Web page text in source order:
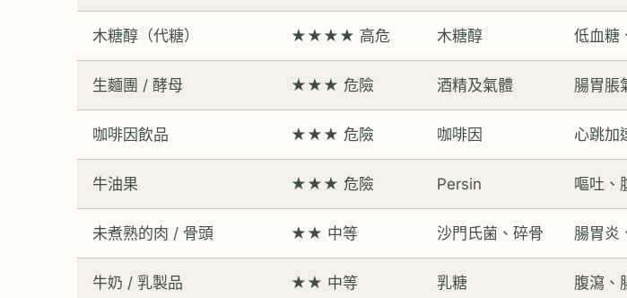
木糖醇（代糖） ★★★★ 高危 木糖醇 低血糖
生麵團 / 酵母 ★★★ 危險 酒精及氣體 腸胃脹
咖啡因飲品 ★★★ 危險 咖啡因 心跳加
牛油果 ★★★ 危險 Persin 嘔吐、
未煮熟的肉 / 骨頭 ★★ 中等 沙門氏菌、碎骨 腸胃炎
牛奶 / 乳製品 ★★ 中等 乳糖 腹瀉、